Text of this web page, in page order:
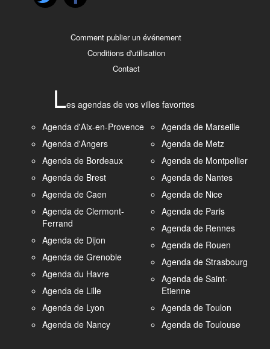
Comment publier un événement
Conditions d'utilisation
Contact
Les agendas de vos villes favorites
Agenda d'Aix-en-Provence
Agenda d'Angers
Agenda de Bordeaux
Agenda de Brest
Agenda de Caen
Agenda de Clermont-
Ferrand
Agenda de Dijon
Agenda de Grenoble
Agenda du Havre
Agenda de Lille
Agenda de Lyon
Agenda de Nancy
Agenda de Marseille
Agenda de Metz
Agenda de Montpellier
Agenda de Nantes
Agenda de Nice
Agenda de Paris
Agenda de Rennes
Agenda de Rouen
Agenda de Strasbourg
Agenda de Saint-
Etienne
Agenda de Toulon
Agenda de Toulouse